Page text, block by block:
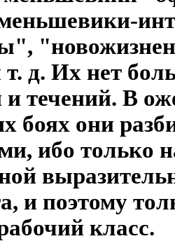
д. Их нет
и течений. В
боях они
ибо только
и поэтому
класс.